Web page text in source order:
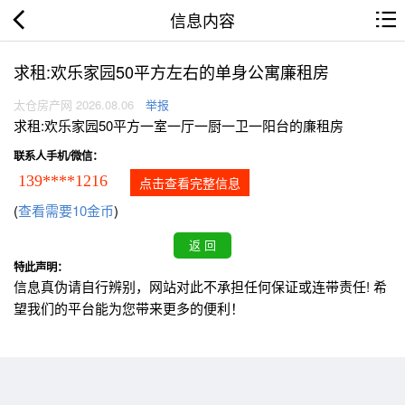
信息内容
求租:欢乐家园50平方左右的单身公寓廉租房
太仓房产网 2026.08.06 举报
求租:欢乐家园50平方一室一厅一厨一卫一阳台的廉租房
联系人手机/微信：
139****1216 点击查看完整信息
(查看需要10金币)
特此声明：
信息真伪请自行辨别，网站对此不承担任何保证或连带责任! 希
望我们的平台能为您带来更多的便利！